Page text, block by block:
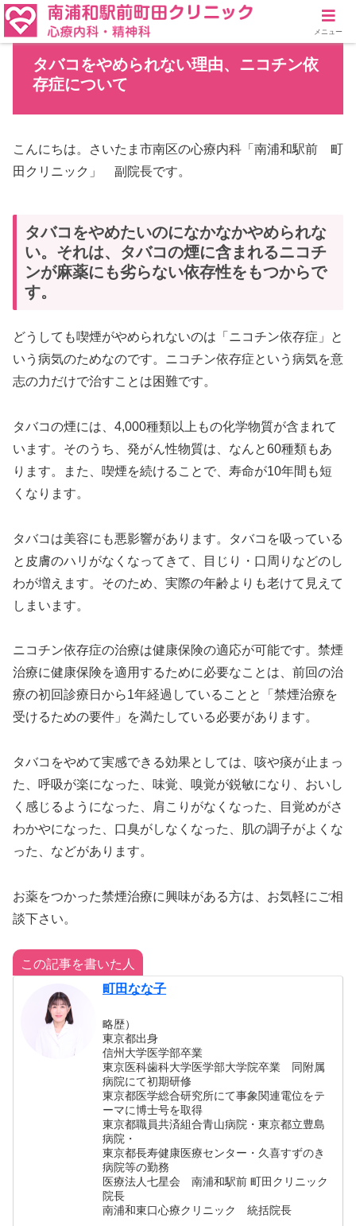
タバコをやめられない理由、ニコチン依
存症について
こんにちは。さいたま市南区の心療内科「南浦和駅前 町
田クリニック」 副院長です。
タバコをやめたいのになかなかやめられな
い。それは、タバコの煙に含まれるニコチ
ンが麻薬にも劣らない依存性をもつからで
す。
どうしても喫煙がやめられないのは「ニコチン依存症」と
いう病気のためなのです。ニコチン依存症という病気を意
志の力だけで治すことは困難です。
タバコの煙には、4,000種類以上もの化学物質が含まれて
います。そのうち、発がん性物質は、なんと60種類もあ
ります。また、喫煙を続けることで、寿命が10年間も短
くなります。
タバコは美容にも悪影響があります。タバコを吸っている
と皮膚のハリがなくなってきて、目じり・口周りなどのし
わが増えます。そのため、実際の年齢よりも老けて見えて
しまいます。
ニコチン依存症の治療は健康保険の適応が可能です。禁煙
治療に健康保険を適用するために必要なことは、前回の治
療の初回診療日から1年経過していることと「禁煙治療を
受けるための要件」を満たしている必要があります。
タバコをやめて実感できる効果としては、咳や痰が止まっ
た、呼吸が楽になった、味覚、嗅覚が鋭敏になり、おいし
く感じるようになった、肩こりがなくなった、目覚めがさ
わかやになった、口臭がしなくなった、肌の調子がよくな
った、などがあります。
お薬をつかった禁煙治療に興味がある方は、お気軽にご相
談下さい。
この記事を書いた人
町田なな子
略歴）
東京都出身
信州大学医学部卒業
東京医科歯科大学医学部大学院卒業 同附属
病院にて初期研修
東京都医学総合研究所にて事象関連電位をテ
ーマに博士号を取得
東京都職員共済組合青山病院・東京都立豊島
病院・
東京都長寿健康医療センター・久喜すずのき
病院等の勤務
医療法人七星会 南浦和駅前 町田クリニック
院長
南浦和東口心療クリニック 統括院長
メニュー